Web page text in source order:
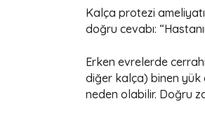
Kalça protezi
doğru cevabı:
Erken evrelerde
diğer kalça) binen yük
neden olabilir. Doğru